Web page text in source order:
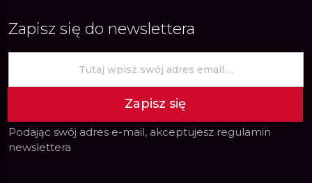
Zapisz się do newslettera
Zapisz się
Podając swój adres e-mail, akceptujesz regulamin
newslettera